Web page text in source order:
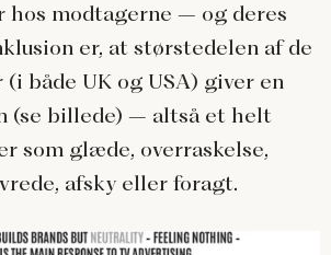
hos modtagerne – og deres
er, at størstedelen af de
både UK og USA) giver en
(se billede) – altså et helt
som glæde, overraskelse,
afsky eller foragt.